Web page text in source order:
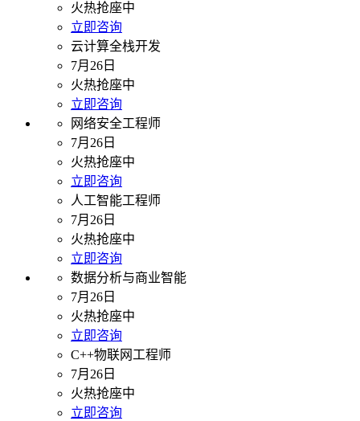
火热抢座中
立即咨询
云计算全栈开发
7月26日
火热抢座中
立即咨询
网络安全工程师
7月26日
火热抢座中
立即咨询
人工智能工程师
7月26日
火热抢座中
立即咨询
数据分析与商业智能
7月26日
火热抢座中
立即咨询
C++物联网工程师
7月26日
火热抢座中
立即咨询